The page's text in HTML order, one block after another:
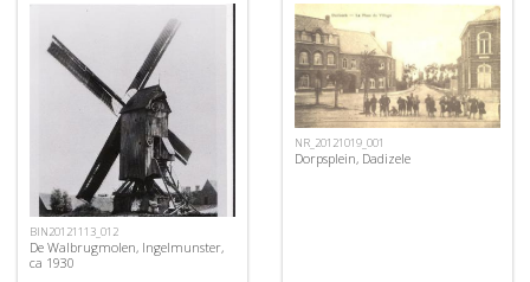
BIN20121113_012
De Walbrugmolen, Ingelmunster,
ca 1930
NR_20121019_001
Dorpsplein, Dadizele